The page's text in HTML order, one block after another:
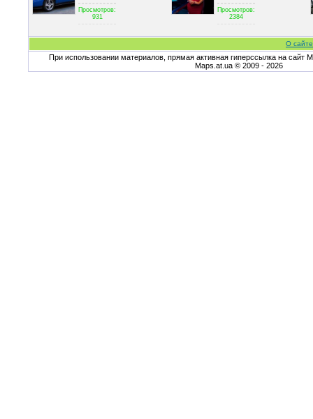
Просмотров:
931
Просмотров:
2384
О
При использовании материалов, прямая активная гиперссылка на сайт
Maps.at.ua © 2009 - 2026